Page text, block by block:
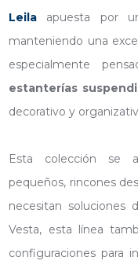
Leila apuesta por
manteniendo una
especialmente
estanterías
decorativo y
Esta colección se
pequeños, rincones
necesitan soluciones
Vesta, esta línea
configuraciones para